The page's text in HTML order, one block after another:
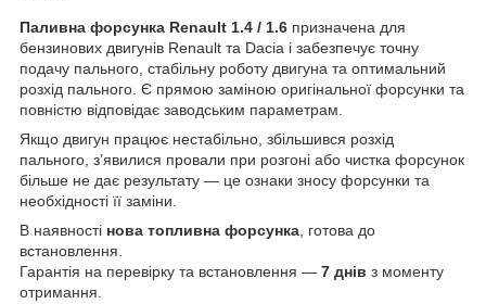
Паливна форсунка Renault 1.4 / 1.6 призначена для
бензинових двигунів Renault та Dacia і забезпечує точну
подачу пального, стабільну роботу двигуна та оптимальний
розхід пального. Є прямою заміною оригінальної форсунки та
повністю відповідає заводським параметрам.
Якщо двигун працює нестабільно, збільшився розхід
пального, з’явилися провали при розгоні або чистка форсунок
більше не дає результату — це ознаки зносу форсунки та
необхідності її заміни.
В наявності нова топливна форсунка , готова до
встановлення.
Гарантія на перевірку та встановлення — 7 днів з моменту
отримання.